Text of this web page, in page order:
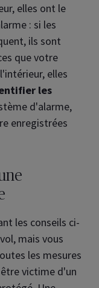
elles ont le
: si les
ils sont
que votre
elles
les
d'alarme,
enregistrées
les conseils ci-
mais vous
les mesures
victime d'un